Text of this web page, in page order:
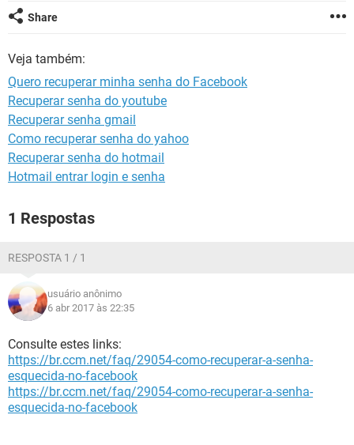
Share
Veja também:
Quero recuperar minha senha do Facebook
Recuperar senha do youtube
Recuperar senha gmail
Como recuperar senha do yahoo
Recuperar senha do hotmail
Hotmail entrar login e senha
1 Respostas
RESPOSTA 1 / 1
usuário anônimo
6 abr 2017 às 22:35
Consulte estes links:
https://br.ccm.net/faq/29054-como-recuperar-a-senha-
esquecida-no-facebook
https://br.ccm.net/faq/29054-como-recuperar-a-senha-
esquecida-no-facebook